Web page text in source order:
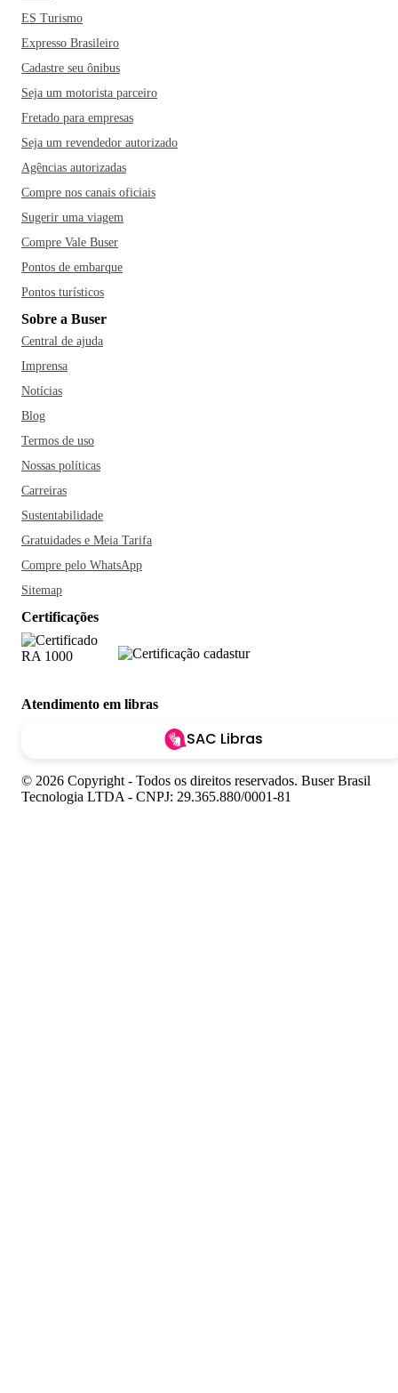
ES Turismo
Expresso Brasileiro
Cadastre seu ônibus
Seja um motorista parceiro
Fretado para empresas
Seja um revendedor autorizado
Agências autorizadas
Compre nos canais oficiais
Sugerir uma viagem
Compre Vale Buser
Pontos de embarque
Pontos turísticos
Sobre a Buser
Central de ajuda
Imprensa
Notícias
Blog
Termos de uso
Nossas políticas
Carreiras
Sustentabilidade
Gratuidades e Meia Tarifa
Compre pelo WhatsApp
Sitemap
Certificações
Atendimento em libras
SAC Libras
© 2026 Copyright - Todos os direitos reservados. Buser Brasil
Tecnologia LTDA - CNPJ: 29.365.880/0001-81